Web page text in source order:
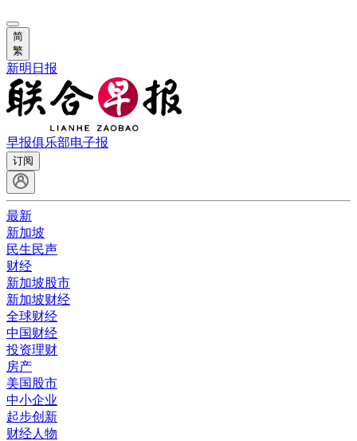
简
繁
新明日报
早报俱乐部电子报
订阅
最新
新加坡
民生民声
财经
新加坡股市
新加坡财经
全球财经
中国财经
投资理财
房产
美国股市
中小企业
起步创新
财经人物